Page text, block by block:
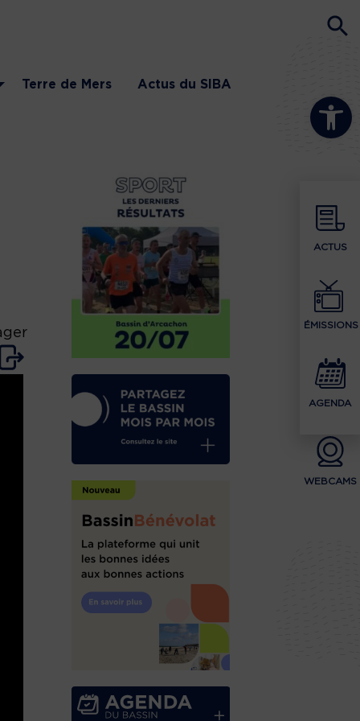
Ouvrir la
ACTUS
ÉMISSIONS
AGENDA
WEBCAMS
Terre de Mers Actus du SIBA